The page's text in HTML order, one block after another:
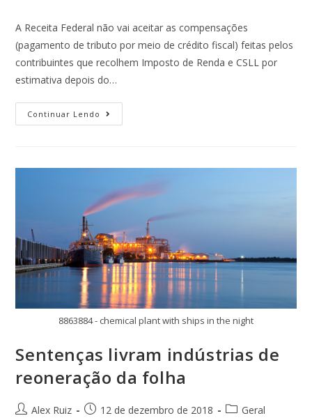
A Receita Federal não vai aceitar as compensações
(pagamento de tributo por meio de crédito fiscal) feitas pelos
contribuintes que recolhem Imposto de Renda e CSLL por
estimativa depois do…
Continuar Lendo
8863884 - chemical plant with ships in the night
Sentenças livram indústrias de
reoneração da folha
Alex Ruiz 12 de dezembro de 2018 Geral